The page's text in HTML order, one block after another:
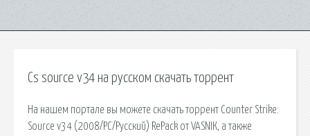
Cs source v34 на русском скачать торрент
На нашем портале вы можете скачать торрент Counter Strike:
Source v34 (2008/PC/Русский) RePack от VASNIК, а также